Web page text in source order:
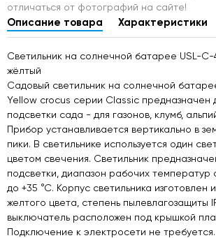
отличаться от фотографий на сайте!
Описание товара Характеристики
Светильник на солнечной батарее USL-C-
жёлтый
Cадовый светильник на солнечной
Yellow crocus серии Classic предназначен
подсветки сада - для газонов, клумб,
Прибор устанавливается вертикально в
пики. В светильнике используется один
цветом свечения. Светильник
подсветки, диапазон рабочих температур
до +35 °С. Корпус светильника изготовлен
желтого цвета, степень пылевлагозащиты
выключатель расположен под крышкой
Подключение к электросети не